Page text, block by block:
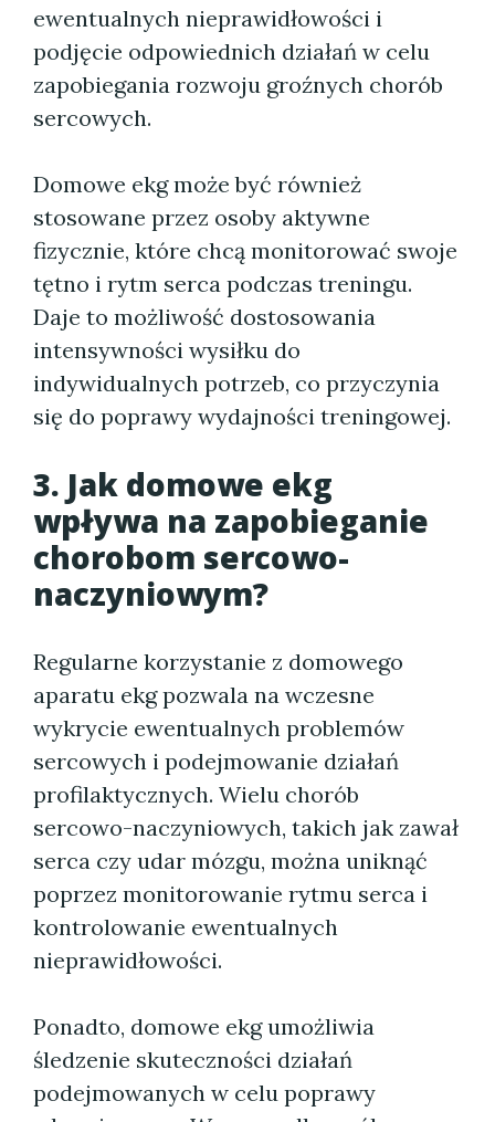
ewentualnych nieprawidłowości i
podjęcie odpowiednich działań w celu
zapobiegania rozwoju groźnych chorób
sercowych.
Domowe ekg może być również
stosowane przez osoby aktywne
fizycznie, które chcą monitorować swoje
tętno i rytm serca podczas treningu.
Daje to możliwość dostosowania
intensywności wysiłku do
indywidualnych potrzeb, co przyczynia
się do poprawy wydajności treningowej.
3. Jak domowe ekg
wpływa na zapobieganie
chorobom sercowo-
naczyniowym?
Regularne korzystanie z domowego
aparatu ekg pozwala na wczesne
wykrycie ewentualnych problemów
sercowych i podejmowanie działań
profilaktycznych. Wielu chorób
sercowo-naczyniowych, takich jak zawał
serca czy udar mózgu, można uniknąć
poprzez monitorowanie rytmu serca i
kontrolowanie ewentualnych
nieprawidłowości.
Ponadto, domowe ekg umożliwia
śledzenie skuteczności działań
podejmowanych w celu poprawy